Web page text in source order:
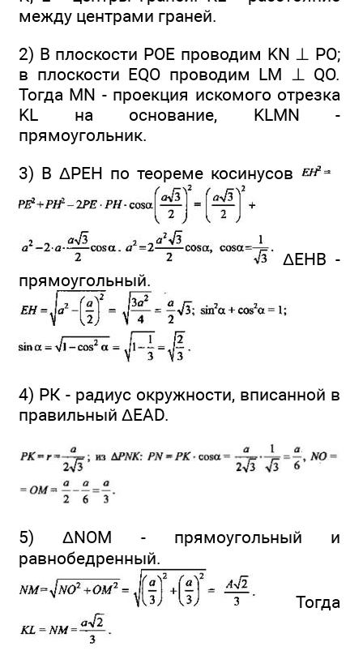
между центрами граней.
2) В плоскости РОЕ проводим KN ⊥ PO;
в плоскости EQO проводим LM ⊥ QО.
Тогда MN - проекция искомого отрезка
KL на основание, KLMN -
прямоугольник.
3) В ΔРЕН по теореме косинусов
ΔЕНВ -
прямоугольный.
4) РК - радиус окружности, вписанной в
правильный ΔEAD.
5) ΔNOM - прямоугольный и
равнобедренный.
Тогда